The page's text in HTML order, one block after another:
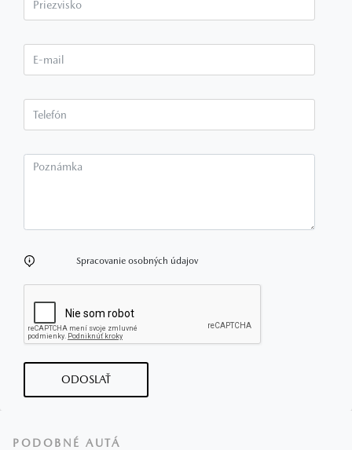
Spracovanie osobných údajov
ODOSLAŤ
PODOBNÉ AUTÁ